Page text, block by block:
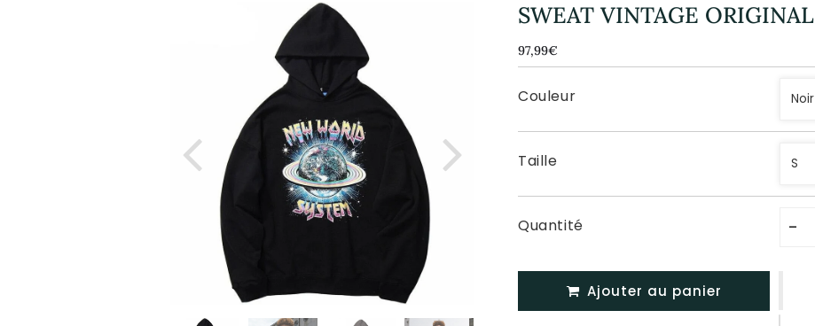
SWEAT VINTAGE ORIGINAL
97,99€
Couleur
Taille
Quantité -
Ajouter au panier